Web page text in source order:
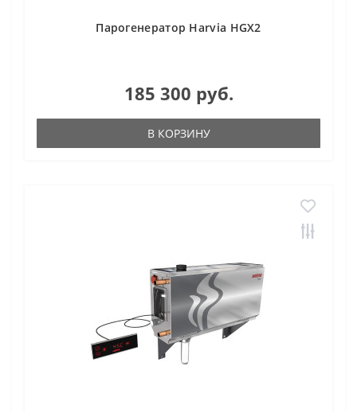
Парогенератор Harvia HGX2
185 300 руб.
В КОРЗИНУ